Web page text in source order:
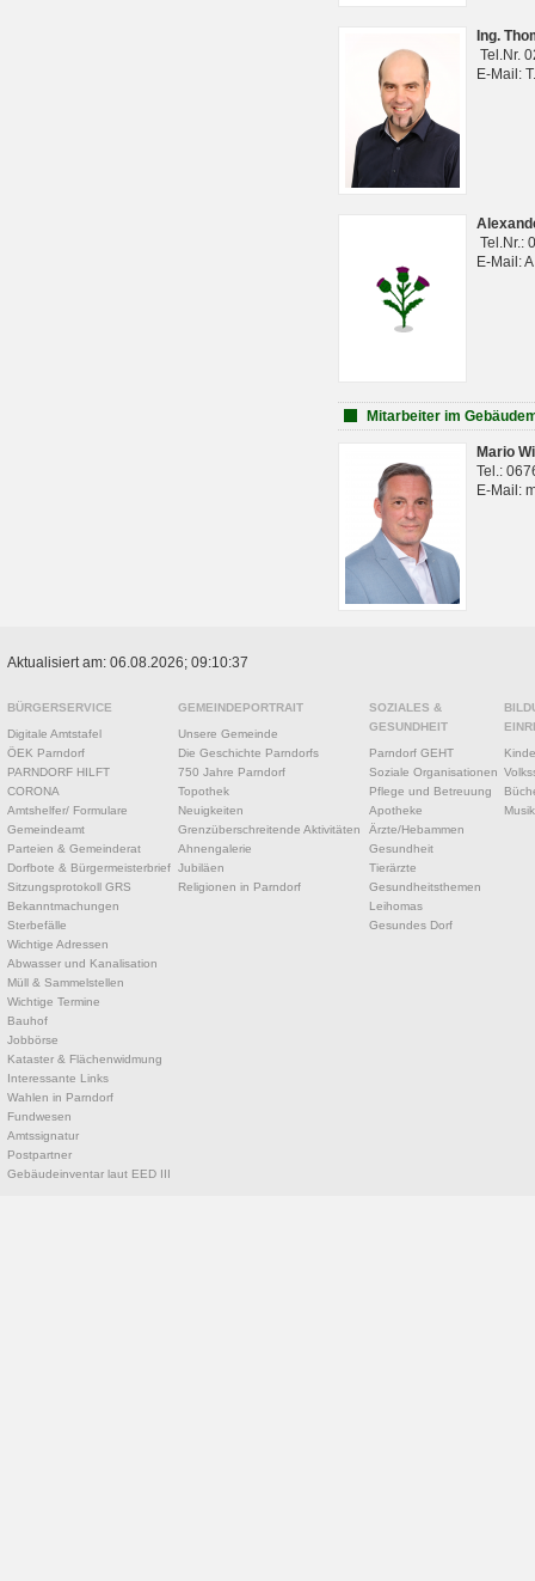
Ing.
Tel.Nr.
E-Mail:
Tel.Nr.:
E-Mail:
Mitarbeiter im
Mario
Tel.:
E-Mail:
Aktualisiert am: 06.08.2026; 09:10:37
BÜRGERSERVICE
Digitale Amtstafel
ÖEK Parndorf
PARNDORF HILFT
CORONA
Amtshelfer/ Formulare
Gemeindeamt
Parteien & Gemeinderat
Dorfbote & Bürgermeisterbrief
Sitzungsprotokoll GRS
Bekanntmachungen
Sterbefälle
Wichtige Adressen
Abwasser und Kanalisation
Müll & Sammelstellen
Wichtige Termine
Bauhof
Jobbörse
Kataster & Flächenwidmung
Interessante Links
Wahlen in Parndorf
Fundwesen
Amtssignatur
Postpartner
Gebäudeinventar laut EED III
GEMEINDEPORTRAIT
Unsere Gemeinde
Die Geschichte Parndorfs
750 Jahre Parndorf
Topothek
Neuigkeiten
Grenzüberschreitende Aktivitäten
Ahnengalerie
Jubiläen
Religionen in Parndorf
SOZIALES &
GESUNDHEIT
Parndorf GEHT
Soziale Organisationen
Pflege und Betreuung
Apotheke
Ärzte/Hebammen
Gesundheit
Tierärzte
Gesundheitsthemen
Leihomas
Gesundes Dorf